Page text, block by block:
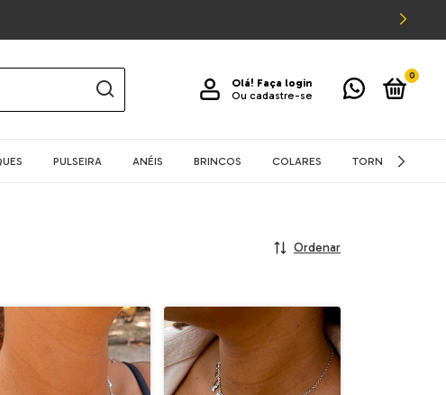
Olá! Faça login
Ou cadastre-se
0
PULSEIRA ANÉIS BRINCOS COLARES TORNOZELEIRA
Ordenar